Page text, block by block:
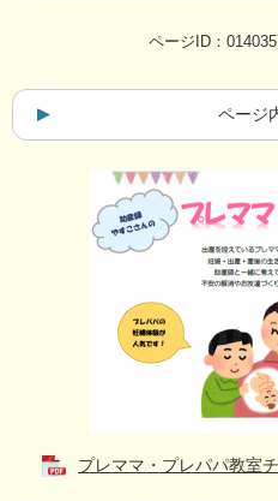
ページ
ページID：
プレママ・プレパパ教室